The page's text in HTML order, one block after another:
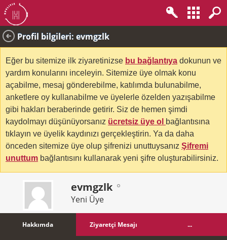
Profil bilgileri: evmgzlk
Eğer bu sitemize ilk ziyaretinizse bu bağlantıya dokunun ve
yardım konularını inceleyin. Sitemize üye olmak konu
açabilme, mesaj gönderebilme, katılımda bulunabilme,
anketlere oy kullanabilme ve üyelerle özelden yazışabilme
gibi hakları beraberinde getirir. Siz de hemen şimdi
kaydolmayı düşünüyorsanız ücretsiz üye ol bağlantısına
tıklayın ve üyelik kaydınızı gerçekleştirin. Ya da daha
önceden sitemize üye olup şifrenizi unuttuysanız Şifremi
unuttum bağlantısını kullanarak yeni şifre oluşturabilirsiniz.
evmgzlk
Yeni Üye
Hakkımda Ziyaretçi Mesajı ...